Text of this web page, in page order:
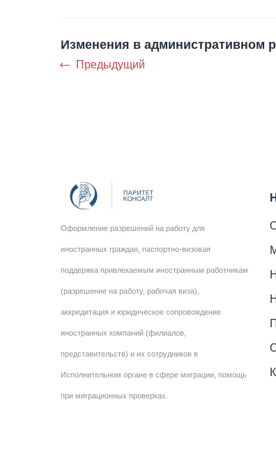
Изменения в административном
Предыдущий
Оформление разрешений на работу для
иностранных граждан, паспортно-визовая
поддержка привлекаемым иностранным работникам
(разрешение на работу, рабочая виза),
аккредитация и юридическое сопровождение
иностранных компаний (филиалов,
представительств) и их сотрудников в
Исполнительном органе в сфере миграции, помощь
при миграционных проверках.